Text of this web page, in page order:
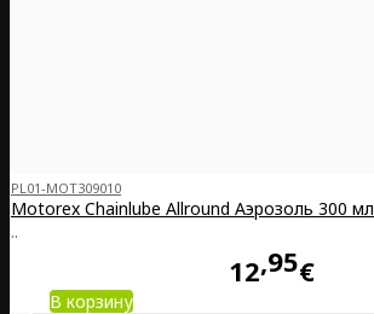
PL01-MOT309010
Motorex Chainlube Allround Аэрозоль 300 мл
..
12 95€
В корзину